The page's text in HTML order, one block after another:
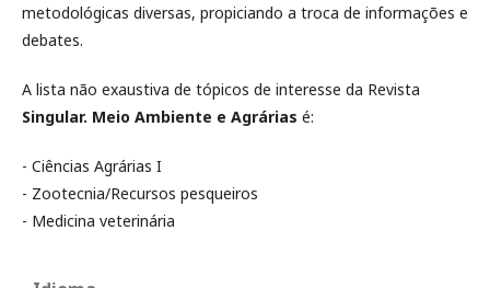
metodológicas diversas, propiciando a troca de informações e
debates.
A lista não exaustiva de tópicos de interesse da Revista
Singular. Meio Ambiente e Agrárias é:
- Ciências Agrárias I
- Zootecnia/Recursos pesqueiros
- Medicina veterinária